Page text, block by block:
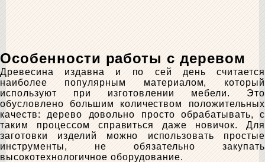
Особенности работы с деревом
Древесина издавна и по сей день считается
наиболее популярным материалом, который
используют при изготовлении мебели. Это
обусловлено большим количеством положительных
качеств: дерево довольно просто обрабатывать, с
таким процессом справиться даже новичок. Для
заготовки изделий можно использовать простые
инструменты, не обязательно закупать
высокотехнологичное оборудование.